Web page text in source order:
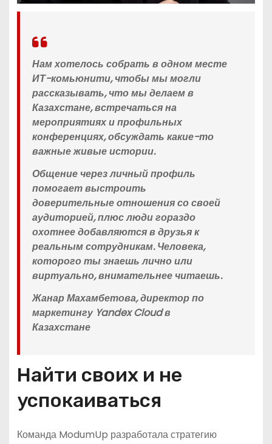
Нам хотелось собрать в одном месте
ИТ-комьюнити, чтобы мы могли
рассказывать, что мы делаем в
Казахстане, встречаться на
мероприятиях и профильных
конференциях, обсуждать какие-то
важные живые истории.
Общение через личный профиль
помогает выстроить
доверительные отношения со своей
аудиторией, плюс люди гораздо
охотнее добавляются в друзья к
реальным сотрудникам. Человека,
которого ты знаешь лично или
виртуально, внимательнее читаешь.
Жанар Махамбетова, директор по
маркетингу Yandex Cloud в
Казахстане
Найти своих и не
успокаиваться
Команда ModumUp разработала стратегию